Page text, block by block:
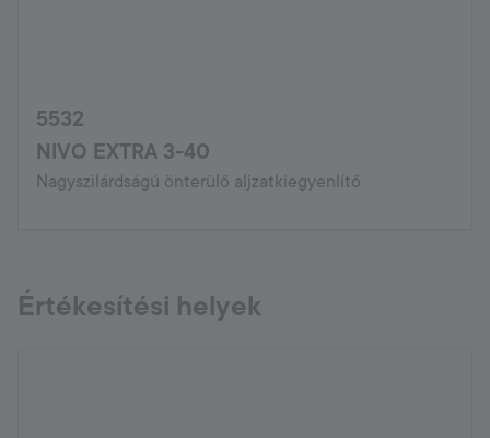
5532
NIVO EXTRA 3-40
Nagyszilárdságú önterülő aljzatkiegyenlítő
Értékesítési helyek